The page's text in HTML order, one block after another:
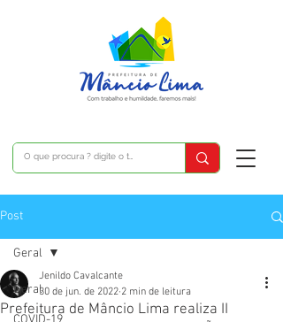
Post
Geral
Geral
Prefeitura de Mâncio Lima realiza II
Jenildo Cavalcante
30 de jun. de 2022 2 min de leitura